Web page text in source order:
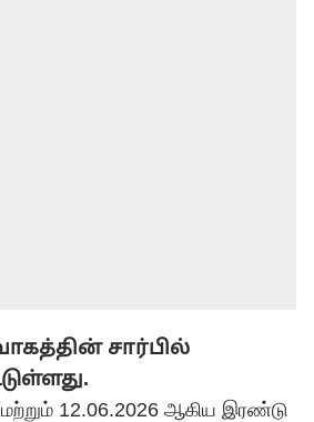
சார்பில்
12.06.2026 ஆகிய இரண்டு